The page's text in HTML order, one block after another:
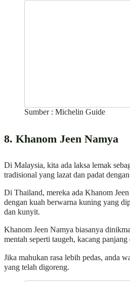
Sumber : Michelin Guide
8. Khanom Jeen Namya
Di Malaysia, kita ada laksa lemak
tradisional yang lazat dan padat dengan
Di Thailand, mereka ada Khanom
dengan kuah berwarna kuning yang
dan kunyit.
Khanom Jeen Namya biasanya
mentah seperti taugeh, kacang
Jika mahukan rasa lebih pedas, anda
yang telah digoreng.